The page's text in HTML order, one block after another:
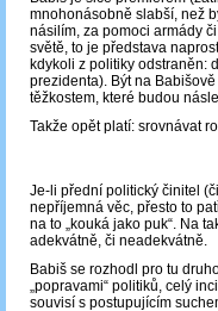
mnohonásobně slabší, než
násilím, za pomoci armády
světě, to je představa
kdykoli z politiky odstraněn:
prezidenta). Být na
těžkostem, které budou
Takže opět platí: srovnávat
Je-li přední politický činitel
nepříjemná věc, přesto to
na to „kouká jako puk“. Na
adekvátně, či neadekvátně.
Babiš se rozhodl pro tu
„popravami“ politiků, celý
souvisí s postupujícím